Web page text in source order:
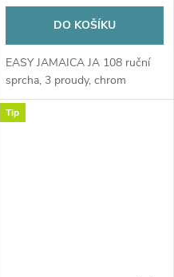
DO KOŠÍKU
EASY JAMAICA JA 108 ruční
sprcha, 3 proudy, chrom
Tip